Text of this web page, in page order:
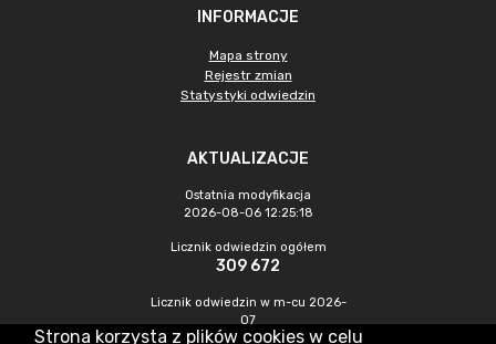
INFORMACJE
Mapa strony
Rejestr zmian
Statystyki odwiedzin
AKTUALIZACJE
Ostatnia modyfikacja
2026-08-06 12:25:18
Licznik odwiedzin ogółem
309 672
Licznik odwiedzin w m-cu 2026-
07
370
Strona korzysta z plików cookies w celu